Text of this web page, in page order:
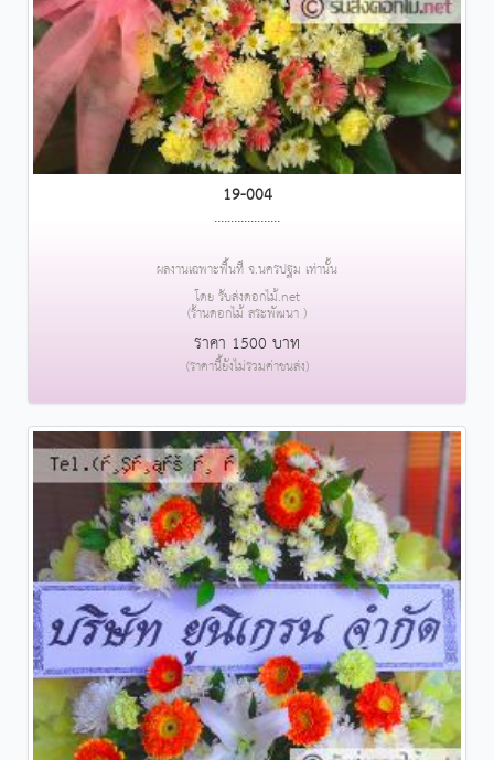
19-004
....................
ผลงานเฉพาะพื้นที่ จ.นครปฐม เท่านั้น
โดย รับส่งดอกไม้.net
(ร้านดอกไม้ สระพัฒนา )
ราคา 1500 บาท
(ราคานี้ยังไม่รวมค่าขนส่ง)